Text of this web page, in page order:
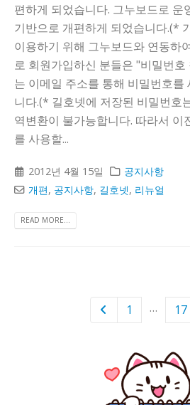
편하게 되었습니다. 그누보드로 운
기반으로 개편하게 되었습니다.(*
이용하기 위해 그누보드와 연동하
로 회원가입하신 분들은 "비밀번
는 이메일 주소를 통해 비밀번호를
니다.(* 길호넷에 저장된 비밀번호
역변환이 불가능합니다. 따라서 이
를 사용할...
2012년 4월 15일
공지사항
개편, 공지사항, 길호넷, 리뉴얼
READ MORE...
1 … 17